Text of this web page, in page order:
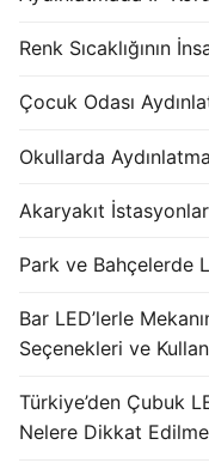
Renk Sıcaklığının
Çocuk Odası
Okullarda Aydınlatma
Akaryakıt
Park ve Bahçelerde
Bar LED’lerle
Seçenekleri ve
Türkiye’den Çubuk
Nelere Dikkat